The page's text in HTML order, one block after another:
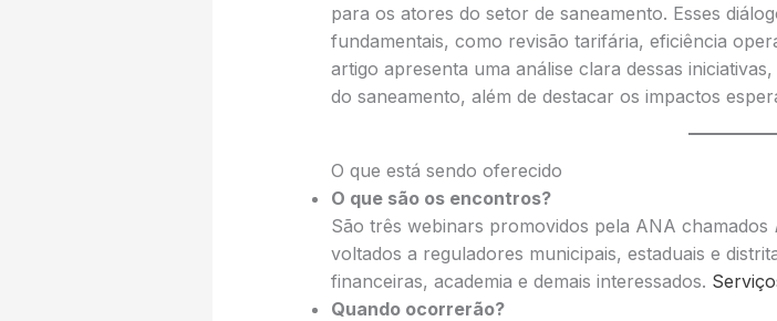
para os atores do setor de saneamento. Esses
fundamentais, como revisão tarifária, eficiência
artigo apresenta uma análise clara dessas
do saneamento, além de destacar os impactos
O que está sendo oferecido
O que são os encontros?
São três webinars promovidos pela ANA chamados
voltados a reguladores municipais, estaduais e
financeiras, academia e demais interessados.
Quando ocorrerão?